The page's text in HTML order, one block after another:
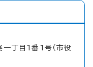
丁目1番1号（市役